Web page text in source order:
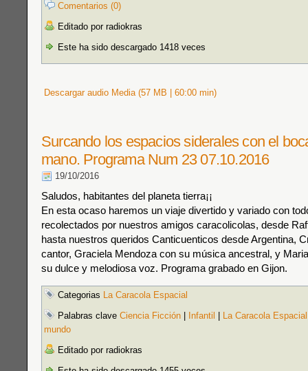
Comentarios (0)
Editado por radiokras
Este ha sido descargado 1418 veces
Descargar audio Media (57 MB | 60:00 min)
Surcando los espacios siderales con el
mano. Programa Num 23 07.10.2016
19/10/2016
Saludos, habitantes del planeta tierra¡¡
En esta ocaso haremos un viaje divertido y variado con
recolectados por nuestros amigos caracolicolas, desde
hasta nuestros queridos Canticuenticos desde Argentina,
cantor, Graciela Mendoza con su música ancestral, y
su dulce y melodiosa voz. Programa grabado en Gijon.
Categorias La Caracola Espacial
Palabras clave Ciencia Ficción Infantil La Caracola Espacial
mundo
Editado por radiokras